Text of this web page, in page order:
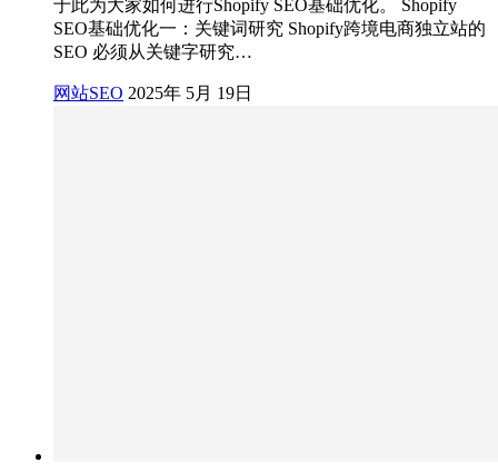
于此为大家如何进行Shopify SEO基础优化。 Shopify
SEO基础优化一：关键词研究 Shopify跨境电商独立站的
SEO 必须从关键字研究…
网站SEO 2025年 5月 19日